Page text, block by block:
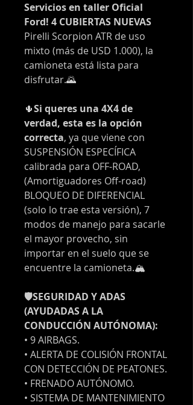
Servicios en taller Oficial
Ford! 4 CUBIERTAS NUEVAS
Pirelli Scorpion ATR de uso
mixto (más de USD 1.000), la
camioneta está lista para
disfrutar.🌄
🌵Si queres una 4X4 de
verdad, esta es la opción
correcta, ya que viene con
SUSPENSIÓN ESPECÍFICA
calibrada para OFF-ROAD,
(Amortiguadores Off-road)
BLOQUEO DE DIFERENCIAL
(solo lo trae esta versión), 7
modos de manejo para sacarle
el mayor provecho, sin
importar en el suelo que se
encuentre la camioneta.🏔️
🛡️SEGURIDAD Y ADAS
(AYUDADAS A LA
CONDUCCIÓN AUTÓNOMA):
• 9 AIRBAGS.
• ALERTA DE COLISIÓN FRONTAL
CON DETECCIÓN DE PEATONES.
• FRENADO AUTÓNOMO.
• SISTEMA DE MANTENIMIENTO